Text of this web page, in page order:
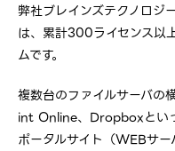
弊社ブレインズテクノロジ
は、累計300ライセンス以
ムです。
複数台のファイルサーバ
int Online、Dropboxとい
ポータルサイト（WEBサ